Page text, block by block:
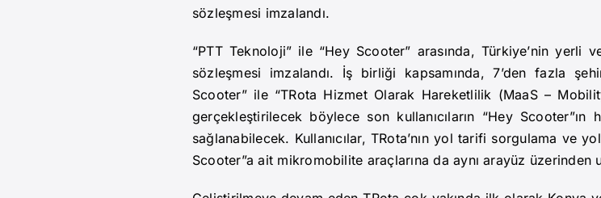
sözleşmesi imzalandı.
“PTT Teknoloji” ile “Hey Scooter” arasında, Türkiye’nin
sözleşmesi imzalandı. İş birliği kapsamında, 7’den fazla
Scooter” ile “TRota Hizmet Olarak Hareketlilik (MaaS –
gerçekleştirilecek böylece son kullanıcıların “Hey
sağlanabilecek. Kullanıcılar, TRota’nın yol tarifi sorgulama ve
Scooter”a ait mikromobilite araçlarına da aynı arayüz üzerinden